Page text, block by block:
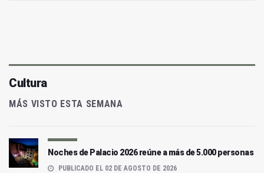
Cultura
MÁS VISTO ESTA SEMANA
Noches de Palacio 2026 reúne a más de 5.000 personas
PUBLICADO EL 02 DE AGOSTO DE 2026